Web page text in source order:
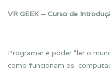
VR GEEK – Curso de
Programar é poder “ler o
como funcionam os